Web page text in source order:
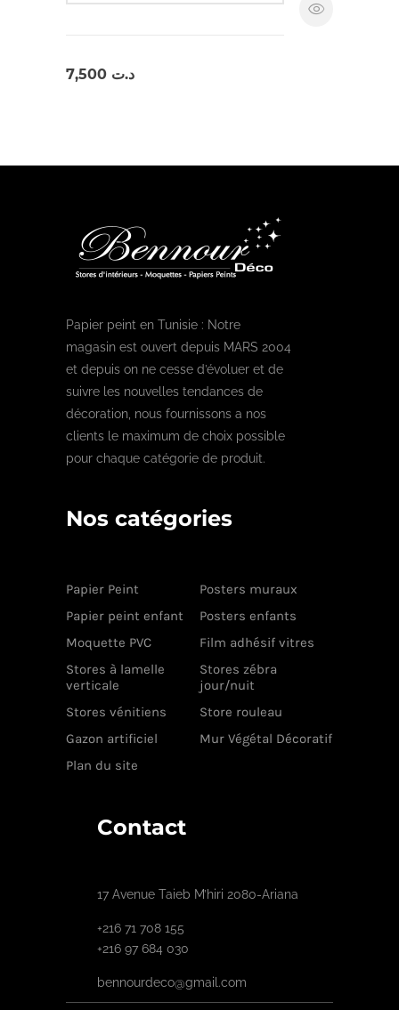
د.ت
Papier peint en Tunisie : Notre
magasin est ouvert depuis MARS 2004
et depuis on ne cesse d’évoluer et de
suivre les nouvelles tendances de
décoration, nous fournissons a nos
clients le maximum de choix possible
pour chaque catégorie de produit.
Nos catégories
Papier Peint
Posters muraux
Papier peint enfant
Posters enfants
Moquette PVC
Film adhésif vitres
Stores à lamelle
verticale
Stores zébra
jour/nuit
Stores vénitiens
Store rouleau
Gazon artificiel
Mur Végétal Décoratif
Plan du site
Contact
17 Avenue Taieb M’hiri 2080-Ariana
+216 71 708 155
+216 97 684 030
bennourdeco@gmail.com